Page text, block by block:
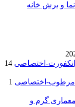
و برش خانه
اختصاصی 14
و مرطوب-اختصاصی 1
معماری گرم و